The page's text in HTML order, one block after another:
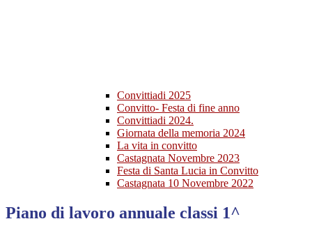
Convittiadi 2025
Convitto- Festa di fine anno
Convittiadi 2024.
Giornata della memoria 2024
La vita in convitto
Castagnata Novembre 2023
Festa di Santa Lucia in Convitto
Castagnata 10 Novembre 2022
Piano di lavoro annuale classi 1^